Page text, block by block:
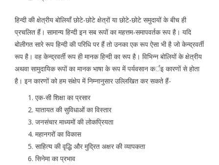
हिन्दी की क्षेत्रीय बोलियाँ छोटे-छोटे क्षेत्रों या छोटे-छोटे समुदायों के बीच ही
प्रचलित हैं। सामान्य हिन्दी इन सब रूपों का महत्तम-समापवर्तक रूप है। यदि
बोलीगत सारे रूप हिन्दी की परिधि पर हैं तो उनका एक रूप ऐसा भी है जो केन्द्रवर्ती
रूप है। वह केन्द्रवर्ती रूप ही मानक हिन्दी का रूप है। विभिन्न बोलियों के क्षेत्रीय
अथवा सामुदायिक रूपों का मानक भाषा के रूप में पर्यवसान कर्इ कारणों से होता
है। इन कारणों को हम संक्षेप में निम्नानुसार उल्लिखित कर सकते हैं-
एक-सी शिक्षा का प्रसार
यातायत की सुविधाओं का विस्तार
जनसंचार माध्यमों की लोकप्रियता
महानगरों का विकास
साहित्य की वृद्धि और मुद्रित अक्षर की व्यापकता
सिनेमा का प्रभाव